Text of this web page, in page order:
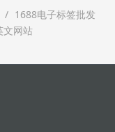
1688电子标签批发
文网站